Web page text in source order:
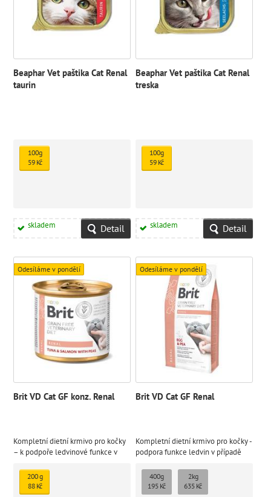
Beaphar Vet paštika Cat Renal
taurin
100g
59 Kč
skladem Detail
Beaphar Vet paštika Cat Renal
treska
100g
59 Kč
skladem Detail
Odesíláme v pondělí
Brit VD Cat GF konz. Renal
Kompletní dietní krmivo pro kočky
– k podpoře ledvinové funkce v
nedostatečnosti
200 g
88 Kč
Odesíláme v pondělí
Brit VD Cat GF Renal
Kompletní dietní krmivo pro kočky -
podpora funkce ledvin v případě
nedostatečnosti
400g
195 Kč
2kg
635 Kč